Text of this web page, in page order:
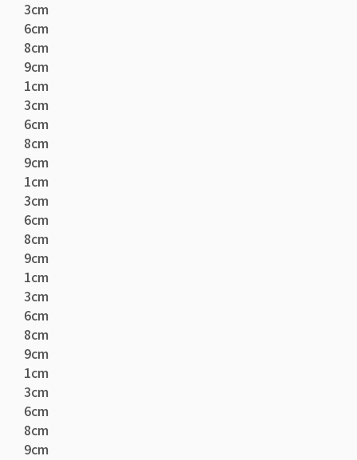
3cm
6cm
8cm
9cm
1cm
3cm
6cm
8cm
9cm
1cm
3cm
6cm
8cm
9cm
1cm
3cm
6cm
8cm
9cm
1cm
3cm
6cm
8cm
9cm